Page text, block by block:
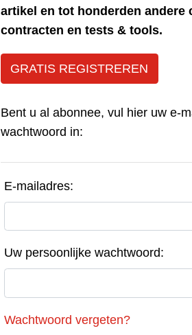
artikel en tot honderden andere
contracten en tests & tools.
GRATIS REGISTREREN
Bent u al abonnee, vul hier uw e-
wachtwoord in:
E-mailadres:
Uw persoonlijke wachtwoord:
Wachtwoord vergeten?